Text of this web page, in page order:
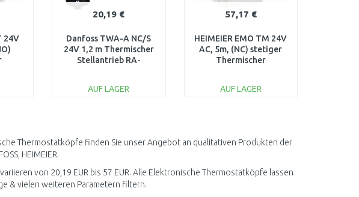
24V
20,19 €
Danfoss TWA-A NC/S
24V 1,2 m Thermischer
Stellantrieb RA-
AUF LAGER
Vergleichen
57,17 €
HEIMEIER EMO TM 24V
AC, 5m, (NC) stetiger
Thermischer
AUF LAGER
Vergleichen
Thermostatköpfe finden Sie unser Angebot an qualitativen Produkten der
HEIMEIER.
von 20,19 EUR bis 57 EUR. Alle Elektronische Thermostatköpfe lassen
& vielen weiteren Parametern filtern.